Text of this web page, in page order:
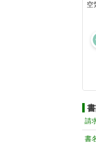
空
請
書